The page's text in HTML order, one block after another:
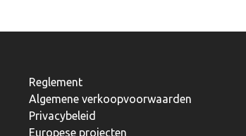
Reglement
Algemene verkoopvoorwaarden
Privacybeleid
Europese projecten